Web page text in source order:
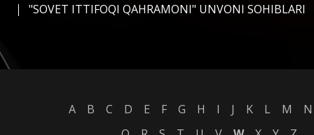
"SOVET ITTIFOQI QAHRAMONI" UNVONI SOHIBLARI
A B C D E F G H I J K L M
N